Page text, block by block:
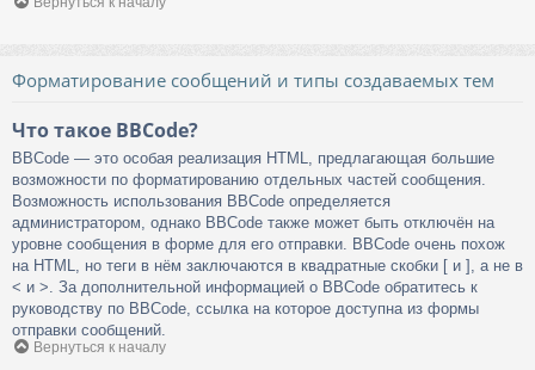
Форматирование сообщений и типы создаваемых тем
Что такое BBCode?
BBCode — это особая реализация HTML, предлагающая большие
возможности по форматированию отдельных частей сообщения.
Возможность использования BBCode определяется
администратором, однако BBCode также может быть отключён на
уровне сообщения в форме для его отправки. BBCode очень похож
на HTML, но теги в нём заключаются в квадратные скобки [ и ], а не в
< и >. За дополнительной информацией о BBCode обратитесь к
руководству по BBCode, ссылка на которое доступна из формы
отправки сообщений.
Вернуться к началу